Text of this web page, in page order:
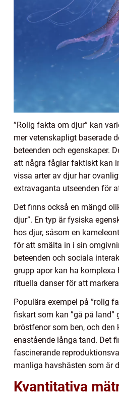
”Rolig fakta om djur” kan
mer vetenskapligt baserade
beteenden och egenskaper.
att några fåglar faktiskt kan
vissa arter av djur har
extravaganta utseenden för
Det finns också en mängd
djur”. En typ är fysiska
hos djur, såsom en
för att smälta in i sin
beteenden och sociala
grupp apor kan ha komplexa
rituella danser för att
Populära exempel på ”rolig
fiskart som kan ”gå på
bröstfenor som ben, och den
enastående långa tand. Det
fascinerande
manliga havshästen som är
Kvantitativa